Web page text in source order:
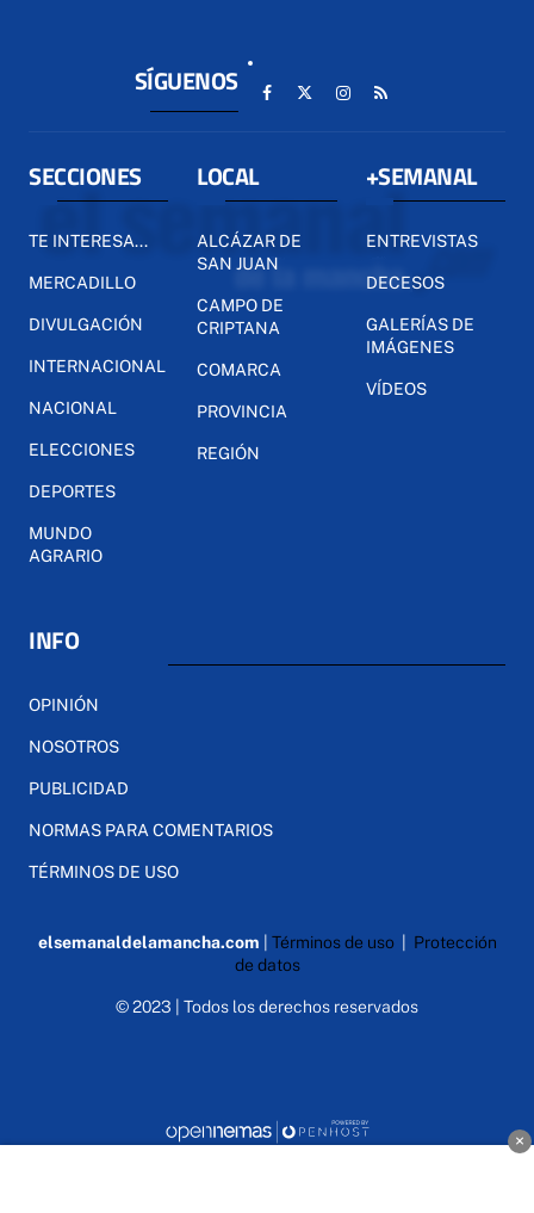
SÍGUENOS
SECCIONES
TE INTERESA...
MERCADILLO
DIVULGACIÓN
INTERNACIONAL
NACIONAL
ELECCIONES
DEPORTES
MUNDO
AGRARIO
LOCAL
ALCÁZAR DE
SAN JUAN
CAMPO DE
CRIPTANA
COMARCA
PROVINCIA
REGIÓN
+SEMANAL
ENTREVISTAS
DECESOS
GALERÍAS DE
IMÁGENES
VÍDEOS
INFO
OPINIÓN
NOSOTROS
PUBLICIDAD
NORMAS PARA COMENTARIOS
TÉRMINOS DE USO
elsemanaldelamancha.com | Términos de uso| Protección
de datos
© 2023 | Todos los derechos reservados
×